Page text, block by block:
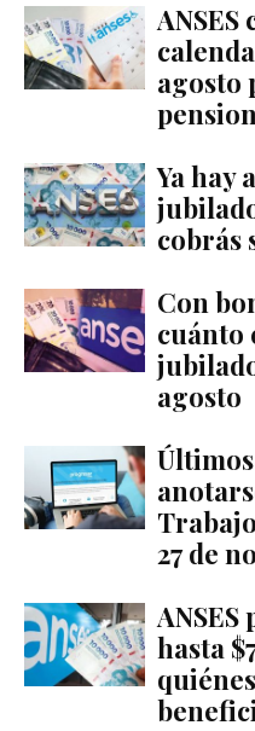
agosto
Ya hay
cobrás
Con
cuánto
agosto
27 de
hasta